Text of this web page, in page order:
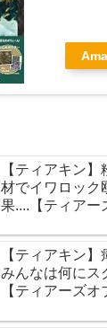
【ティアキン
材でイワロック
果....【ティアー
【ティアキン
みんなは何にス
【ティアーズオ